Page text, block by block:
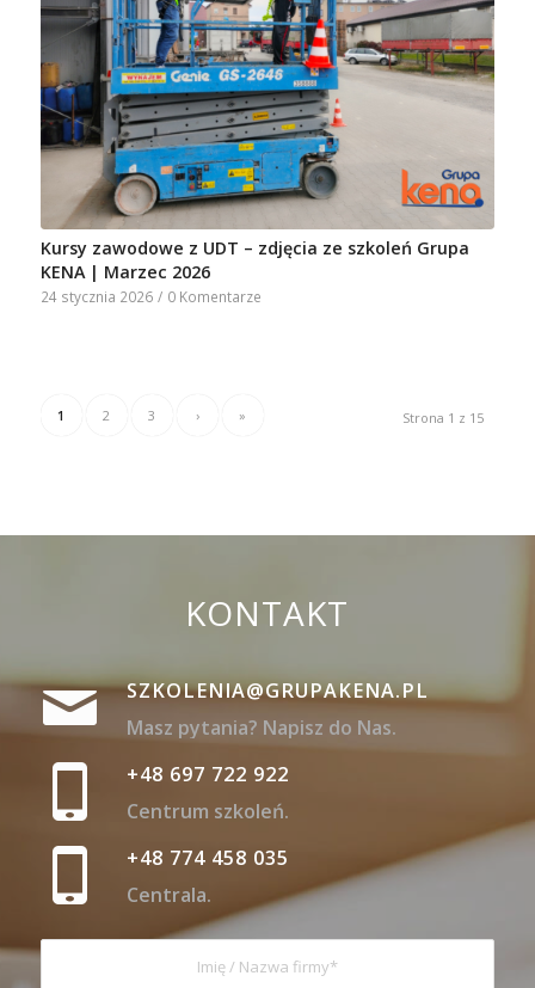
Kursy zawodowe z UDT – zdjęcia ze szkoleń Grupa
KENA | Marzec 2026
24 stycznia 2026 / 0 Komentarze
Strona 1 z 15
1 2 3 › »
KONTAKT
SZKOLENIA@GRUPAKENA.PL
Masz pytania? Napisz do Nas.
+48 697 722 922
Centrum szkoleń.
+48 774 458 035
Centrala.